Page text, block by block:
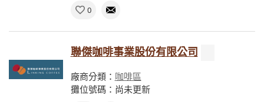
0
聯傑咖啡事業股份有限公司
廠商分類： 咖啡區
攤位號碼：尚未更新